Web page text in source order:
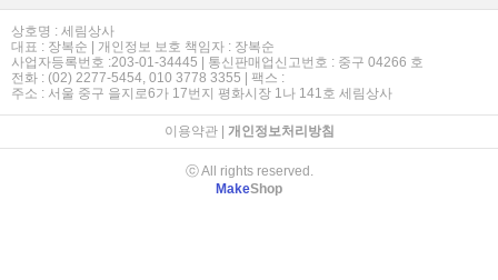
상호명 : 세림상사
대표 : 장복순 | 개인정보 보호 책임자 : 장복순
사업자등록번호 :203-01-34445 | 통신판매업신고번호 : 중구 04266 호
전화 : (02) 2277-5454, 010 3778 3355 | 팩스 :
주소 : 서울 중구 을지로6가 17번지 평화시장 1나 141호 세림상사
이용약관| 개인정보처리방침
ⓒ All rights reserved.
MakeShop